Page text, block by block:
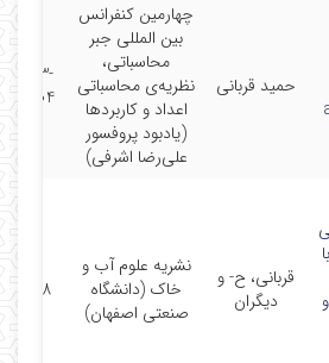
حمید قربانی
چهارمین کنفرانس
بین المللی جبر
محاسباتی،
نظریه‌ی محاسباتی
اعداد و کاربردها
(یادبود پروفسور
علی‌رضا اشرفی)
2023-
07-04
زمانی SARIMA و
قربانی، ح- و
دیگران
نشریه علوم آب و
خاک (دانشگاه
صنعتی اصفهان)
1398